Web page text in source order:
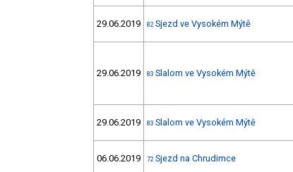
29.06.2019 82 Sjezd ve Vysokém Mýtě
29.06.2019 83 Slalom ve Vysokém Mýtě
29.06.2019 83 Slalom ve Vysokém Mýtě
06.06.2019 72 Sjezd na Chrudimce